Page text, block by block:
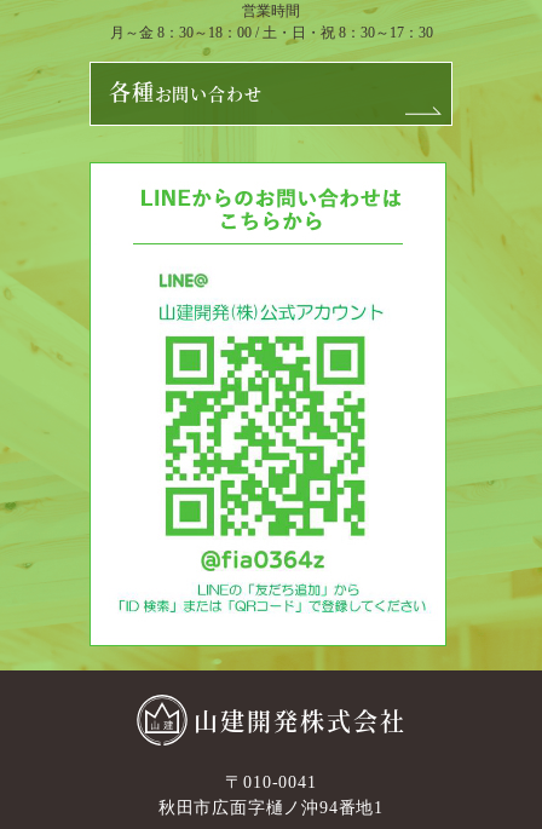
営業時間
月～金 8：30～18：00 / 土・日・祝 8：30～17：30
各種お問い合わせ
山建開発株式会社
〒010-0041
秋田市広面字樋ノ沖94番地1